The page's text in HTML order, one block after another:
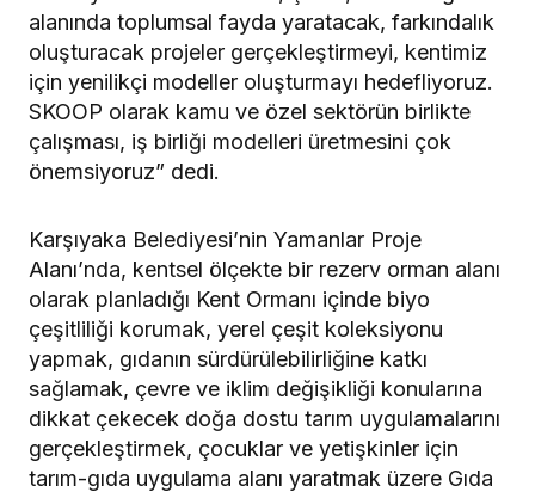
alanında toplumsal fayda yaratacak, farkındalık
oluşturacak projeler gerçekleştirmeyi, kentimiz
için yenilikçi modeller oluşturmayı hedefliyoruz.
SKOOP olarak kamu ve özel sektörün birlikte
çalışması, iş birliği modelleri üretmesini çok
önemsiyoruz” dedi.
Karşıyaka Belediyesi’nin Yamanlar Proje
Alanı’nda, kentsel ölçekte bir rezerv orman alanı
olarak planladığı Kent Ormanı içinde biyo
çeşitliliği korumak, yerel çeşit koleksiyonu
yapmak, gıdanın sürdürülebilirliğine katkı
sağlamak, çevre ve iklim değişikliği konularına
dikkat çekecek doğa dostu tarım uygulamalarını
gerçekleştirmek, çocuklar ve yetişkinler için
tarım-gıda uygulama alanı yaratmak üzere Gıda